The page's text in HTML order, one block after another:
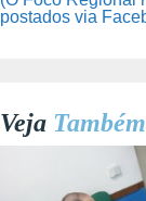
postados via
Veja Também